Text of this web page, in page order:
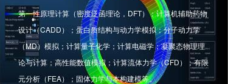
第一性原理计算（密度泛函理论，DFT）；计算机辅助药物
设计（CADD）；蛋白质结构与动力学模拟；分子动力学
（MD）模拟；计算量子化学；计算电磁学；凝聚态物理理
论与计算；高性能数值模拟；计算流体力学（CFD）；有限
元分析（FEA）；固体力学与本构建模等。